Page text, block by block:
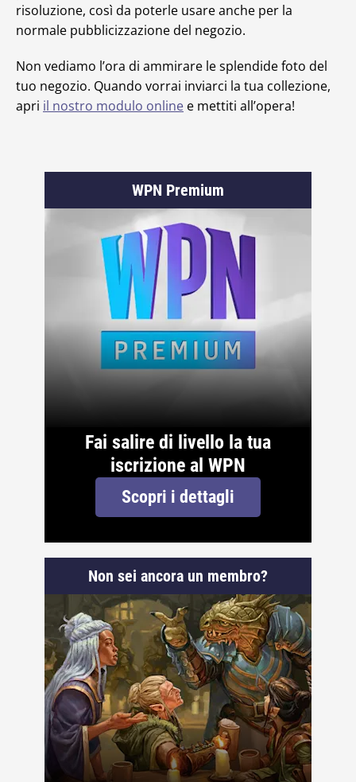
risoluzione, così da poterle usare anche per la
normale pubblicizzazione del negozio.
Non vediamo l’ora di ammirare le splendide foto del
tuo negozio. Quando vorrai inviarci la tua collezione,
apri il nostro modulo online e mettiti all’opera!
WPN Premium
Fai salire di livello la tua
iscrizione al WPN
Scopri i dettagli
Non sei ancora un membro?